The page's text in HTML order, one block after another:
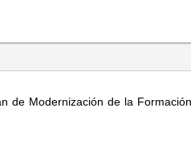
de Modernización de la